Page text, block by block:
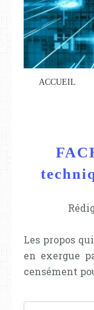
ACCUEIL
Les propos
en exergue
censément